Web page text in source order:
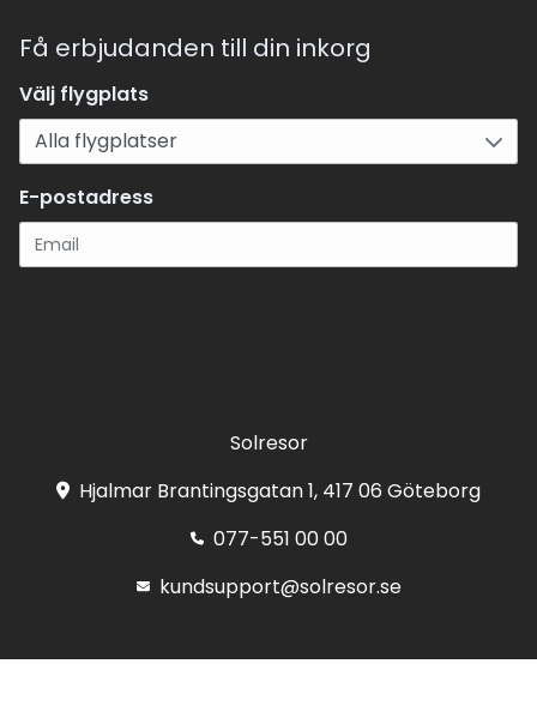
Få erbjudanden till din inkorg
Välj flygplats
E-postadress
Solresor
Hjalmar Brantingsgatan 1, 417 06 Göteborg
077-551 00 00
kundsupport@solresor.se